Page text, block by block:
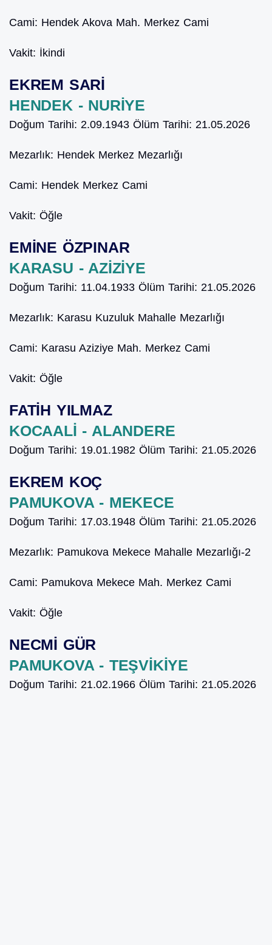
Cami: Hendek Akova Mah. Merkez Cami
Vakit: İkindi
EKREM SARİ
HENDEK - NURİYE
Doğum Tarihi: 2.09.1943 Ölüm Tarihi: 21.05.2026
Mezarlık: Hendek Merkez Mezarlığı
Cami: Hendek Merkez Cami
Vakit: Öğle
EMİNE ÖZPINAR
KARASU - AZİZİYE
Doğum Tarihi: 11.04.1933 Ölüm Tarihi: 21.05.2026
Mezarlık: Karasu Kuzuluk Mahalle Mezarlığı
Cami: Karasu Aziziye Mah. Merkez Cami
Vakit: Öğle
FATİH YILMAZ
KOCAALİ - ALANDERE
Doğum Tarihi: 19.01.1982 Ölüm Tarihi: 21.05.2026
EKREM KOÇ
PAMUKOVA - MEKECE
Doğum Tarihi: 17.03.1948 Ölüm Tarihi: 21.05.2026
Mezarlık: Pamukova Mekece Mahalle Mezarlığı-2
Cami: Pamukova Mekece Mah. Merkez Cami
Vakit: Öğle
NECMİ GÜR
PAMUKOVA - TEŞVİKİYE
Doğum Tarihi: 21.02.1966 Ölüm Tarihi: 21.05.2026